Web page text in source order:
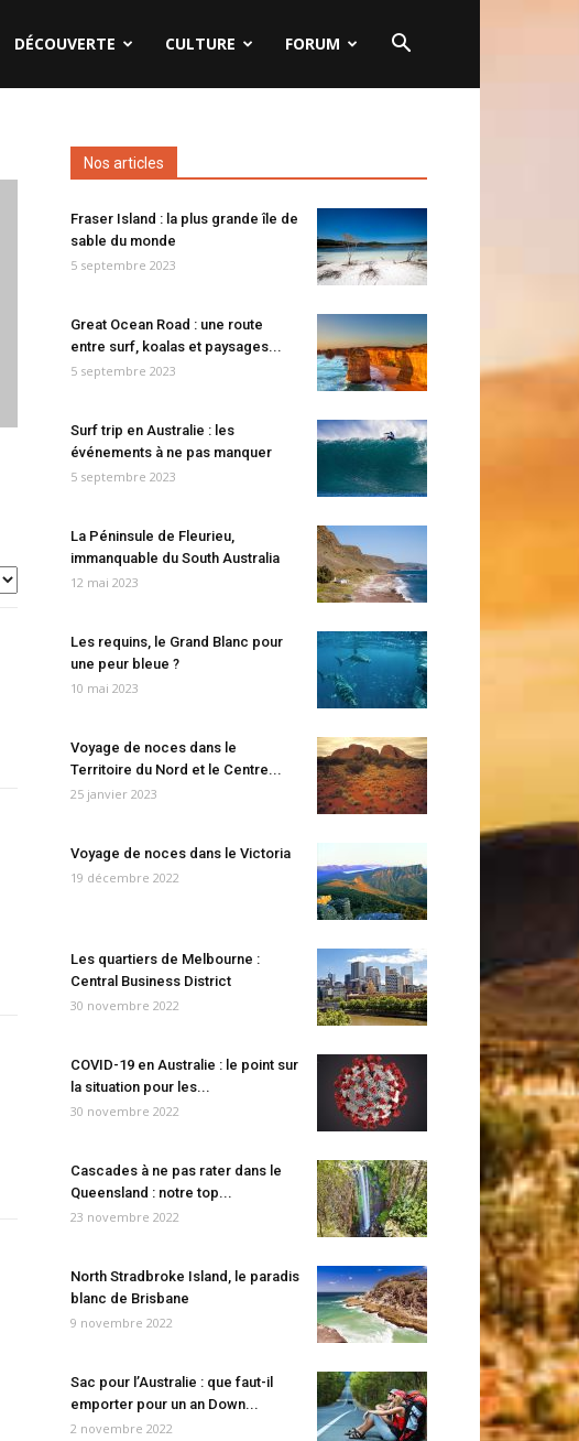
DÉCOUVERTE CULTURE FORUM
Nos articles
Fraser Island : la plus grande île de
sable du monde
5 septembre 2023
Great Ocean Road : une route
entre surf, koalas et paysages...
5 septembre 2023
Surf trip en Australie : les
événements à ne pas manquer
5 septembre 2023
La Péninsule de Fleurieu,
immanquable du South Australia
12 mai 2023
Les requins, le Grand Blanc pour
une peur bleue ?
10 mai 2023
Voyage de noces dans le
Territoire du Nord et le Centre...
25 janvier 2023
Voyage de noces dans le Victoria
19 décembre 2022
Les quartiers de Melbourne :
Central Business District
30 novembre 2022
COVID-19 en Australie : le point sur
la situation pour les...
30 novembre 2022
Cascades à ne pas rater dans le
Queensland : notre top...
23 novembre 2022
North Stradbroke Island, le paradis
blanc de Brisbane
9 novembre 2022
Sac pour l’Australie : que faut-il
emporter pour un an Down...
2 novembre 2022